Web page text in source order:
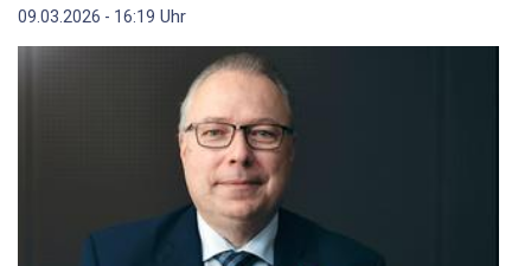
09.03.2026 - 16:19 Uhr